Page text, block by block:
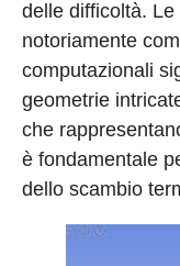
delle difficoltà.
notoriamente
computazionali
geometrie
che
è fondamentale
dello scambio